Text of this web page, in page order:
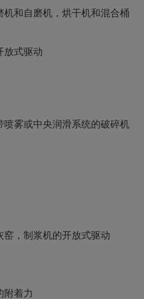
机和自磨机，烘干机和混合桶
放式驱动
喷雾或中央润滑系统的破碎机
窑，制浆机的开放式驱动
附着力